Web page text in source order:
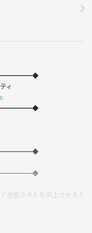
ィ
会話スキルを向上させるた